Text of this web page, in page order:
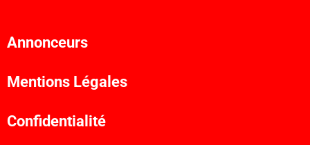
Annonceurs
Mentions Légales
Confidentialité